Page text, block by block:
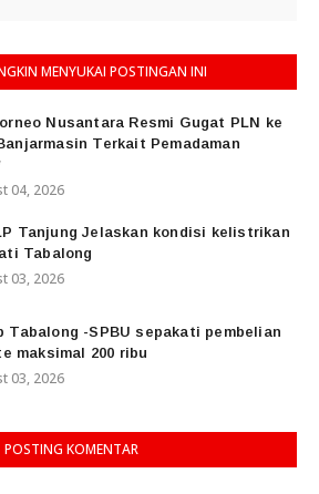
MENYUKAI POSTINGAN INI
Nusantara Resmi Gugat PLN ke
Terkait Pemadaman
04, 2026
Tanjung Jelaskan kondisi kelistrikan
Tabalong
03, 2026
Tabalong -SPBU sepakati pembelian
maksimal 200 ribu
03, 2026
POSTING KOMENTAR